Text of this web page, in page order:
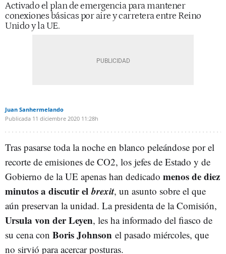
Activado el plan de emergencia para mantener
conexiones básicas por aire y carretera entre Reino
Unido y la UE.
Juan Sanhermelando
Publicada 11 diciembre 2020 11:28h
Tras pasarse toda la noche en blanco peleándose por el
recorte de emisiones de CO2, los jefes de Estado y de
Gobierno de la UE apenas han dedicado menos de diez
minutos a discutir elbrexit, un asunto sobre el que
aún preservan la unidad. La presidenta de la Comisión,
Ursula von der Leyen, les ha informado del fiasco de
su cena con Boris Johnson el pasado miércoles, que
no sirvió para acercar posturas.